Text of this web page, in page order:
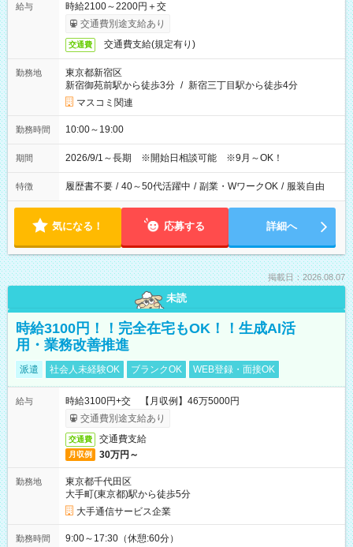
給与
時給2100～2200円＋交
交通費別途支給あり
交通費 交通費支給(規定有り)
勤務地
東京都新宿区
新宿御苑前駅から徒歩3分 / 新宿三丁目駅から徒歩4分
マスコミ関連
勤務時間 10:00～19:00
期間 2026/9/1～長期 ※開始日相談可能 ※9月～OK！
特徴 履歴書不要 / 40～50代活躍中 / 副業・WワークOK / 服装自由
気になる！ 応募する 詳細へ
掲載日：2026.08.07
未読
時給3100円！！完全在宅もOK！！生成AI活
用・業務改善推進
派遣 社会人未経験OK ブランクOK WEB登録・面接OK
給与
時給3100円+交 【月収例】46万5000円
交通費別途支給あり
交通費 交通費支給
月収例 30万円～
勤務地
東京都千代田区
大手町(東京都)駅から徒歩5分
大手通信サービス企業
勤務時間 9:00～17:30（休憩:60分）